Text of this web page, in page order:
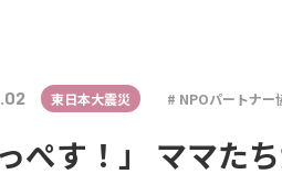
東日本大震災 NPOパートナー
っぺす！」 ママた